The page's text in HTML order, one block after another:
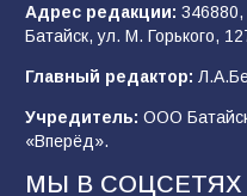
после выборов: в
94 06.08.2026
Адрес редакции: 346880,
Батайск, ул. М. Горького,
Главный редактор:
Учредитель: ООО
«Вперёд».
МЫ В СОЦСЕТЯХ